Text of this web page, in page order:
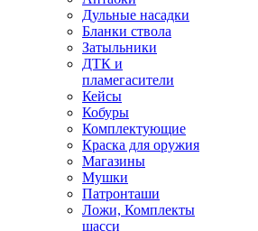
Дульные насадки
Бланки ствола
Затыльники
ДТК и
пламегасители
Кейсы
Кобуры
Комплектующие
Краска для оружия
Магазины
Мушки
Патронташи
Ложи, Комплекты
шасси